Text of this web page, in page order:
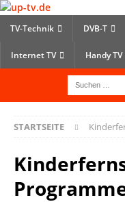
TV-Technik DVB-T
Internet TV Handy TV
STARTSEITE